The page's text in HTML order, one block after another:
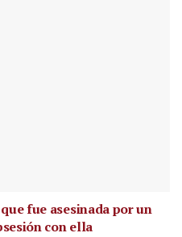
fue asesinada por un
con ella